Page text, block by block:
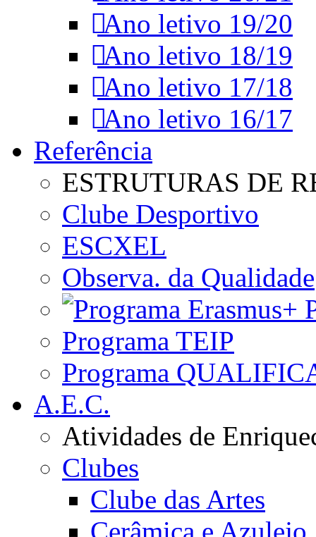
Ano letivo 19/20
Ano letivo 18/19
Ano letivo 17/18
Ano letivo 16/17
Referência
ESTRUTURAS DE
Clube Desportivo
ESCXEL
Observa. da Qualidade
Programa TEIP
Programa
A.E.C.
Atividades de
Clubes
Clube das Artes